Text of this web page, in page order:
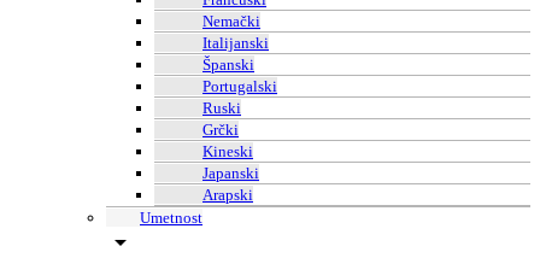
Nemački
Italijanski
Španski
Portugalski
Ruski
Grčki
Kineski
Japanski
Arapski
Umetnost